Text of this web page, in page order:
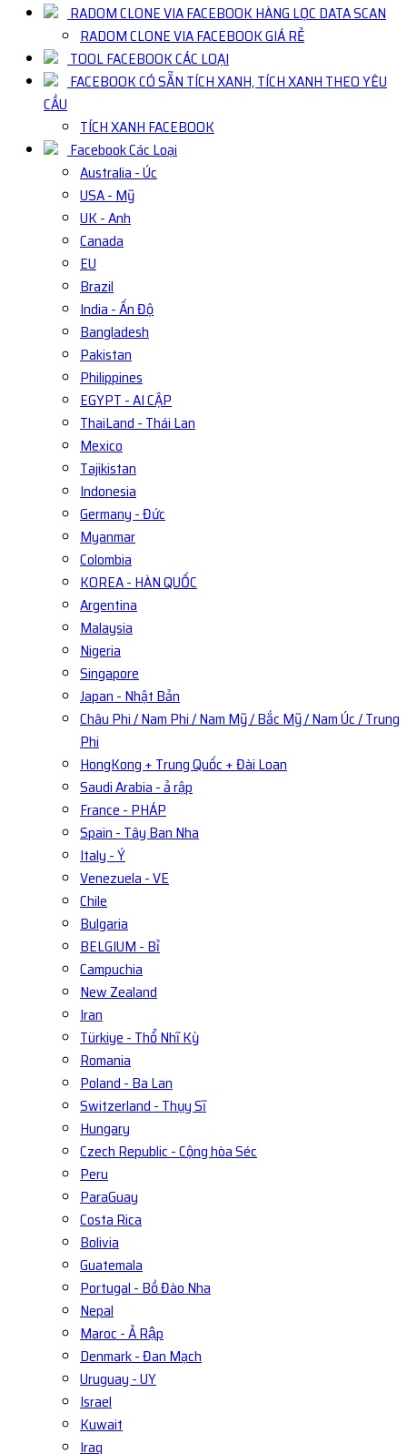
RADOM CLONE VIA FACEBOOK HÀNG LỌC DATA SCAN
RADOM CLONE VIA FACEBOOK GIÁ RẺ
TOOL FACEBOOK CÁC LOẠI
FACEBOOK CÓ SẴN TÍCH XANH, TÍCH XANH THEO YÊU
CẦU
TÍCH XANH FACEBOOK
Facebook Các Loại
Australia - Úc
USA - Mỹ
UK - Anh
Canada
EU
Brazil
India - Ấn Độ
Bangladesh
Pakistan
Philippines
EGYPT - AI CẬP
ThaiLand - Thái Lan
Mexico
Tajikistan
Indonesia
Germany - Đức
Myanmar
Colombia
KOREA - HÀN QUỐC
Argentina
Malaysia
Nigeria
Singapore
Japan - Nhật Bản
Châu Phi / Nam Phi / Nam Mỹ / Bắc Mỹ / Nam Úc / Trung
Phi
HongKong + Trung Quốc + Đài Loan
Saudi Arabia - ả rập
France - PHÁP
Spain - Tây Ban Nha
Italy - Ý
Venezuela - VE
Chile
Bulgaria
BELGIUM - Bỉ
Campuchia
New Zealand
Iran
Türkiye - Thổ Nhĩ Kỳ
Romania
Poland - Ba Lan
Switzerland - Thụy Sĩ
Hungary
Czech Republic - Cộng hòa Séc
Peru
ParaGuay
Costa Rica
Bolivia
Guatemala
Portugal - Bồ Đào Nha
Nepal
Maroc - Ả Rập
Denmark - Đan Mạch
Uruguay - UY
Israel
Kuwait
Iraq